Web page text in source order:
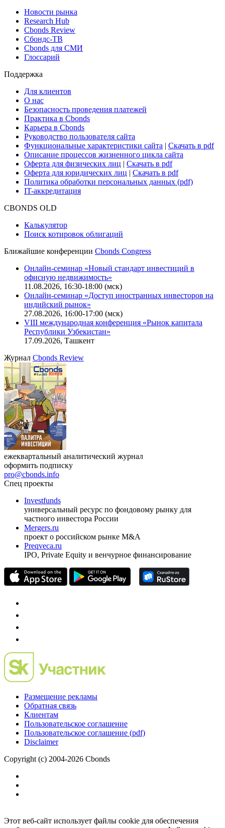
Новости рынка
Research Hub
Cbonds Review
Сбондс-ТВ
Cbonds для СМИ
Глоссарий
Поддержка
Для клиентов
О нас
Безопасность проведения платежей
Практика в Cbonds
Карьера в Cbonds
Руководство пользователя сайта
Функциональные характеристики сайта | Скачать в pdf
Описание процессов жизненного цикла сайта
Оферта для физических лиц | Скачать в pdf
Оферта для юридических лиц | Скачать в pdf
Политика обработки персональных данных (pdf)
IT-аккредитация
CBONDS OLD
Калькулятор
Поиск котировок облигаций
Ближайшие конференции Cbonds Congress
Онлайн-семинар «Новый стандарт инвестиций в
офисную недвижимость»
11.08.2026, 16:30-18:00 (мск)
Онлайн-семинар «Доступ иностранных инвесторов на
индийский рынок»
27.08.2026, 16:00-17:00 (мск)
VIII международная конференция «Рынок капитала
Республики Узбекистан»
17.09.2026, Ташкент
Журнал Cbonds Review
ежеквартальный аналитический журнал
оформить подписку
pro@cbonds.info
Спец проекты
Investfunds
универсальный ресурс по фондовому рынку для
частного инвестора России
Mergers.ru
проект о российском рынке M&A
Preqveca.ru
IPO, Private Equity и венчурное финансирование
Размещение рекламы
Обратная связь
Клиентам
Пользовательское соглашение
Пользовательское соглашение (pdf)
Disclaimer
Copyright (c) 2004-2026 Cbonds
Этот веб-сайт использует файлы cookie для обеспечения